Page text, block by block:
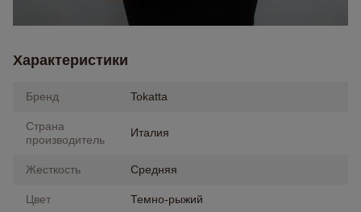
Характеристики
Бренд Tokatta
Страна
производитель
Италия
Жесткость Средняя
Цвет Темно-рыжий